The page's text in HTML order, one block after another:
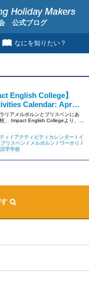
公式ブログ
なにを知りたい？
English College】
Calendar: Apr
リアメルボルンとブリスベンにあ
、 Impact English Collegeより、
ィ / アクティビティカレンダー / イ
ブリスベン / メルボルン / ワーホリ /
語学学校